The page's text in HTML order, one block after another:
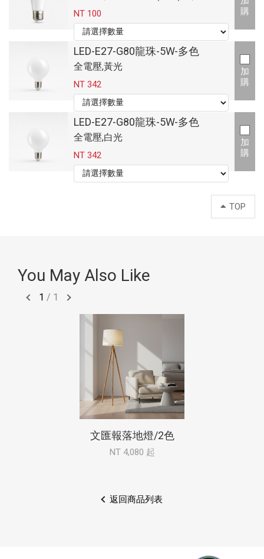
NT 100
購
LED-E27-G80龍珠-5W-多色
全電壓,黃光
NT 342
加
購
LED-E27-G80龍珠-5W-多色
全電壓,白光
NT 342
加
購
TOP
You May Also Like
1 / 1
文匯報落地燈/2色
NT 4,080 起
返回商品列表